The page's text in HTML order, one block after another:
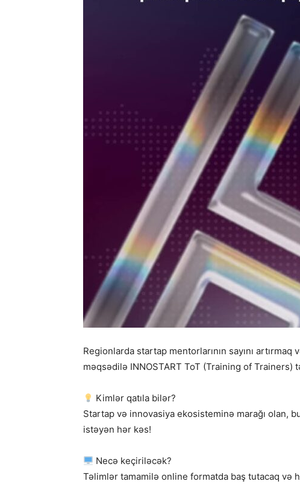
Regionlarda startap mentorlarının sayını
məqsədilə INNOSTART ToT (Training of Trainers)
Kimlər qatıla bilər?
Startap və innovasiya ekosisteminə marağı olan,
istəyən hər kəs!
Necə keçiriləcək?
Təlimlər tamamilə online formatda baş tutacaq və